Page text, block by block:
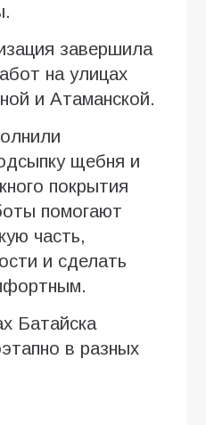
завершила
на улицах
и Атаманской.
щебня и
покрытия
помогают
часть,
и сделать
Батайска
в разных